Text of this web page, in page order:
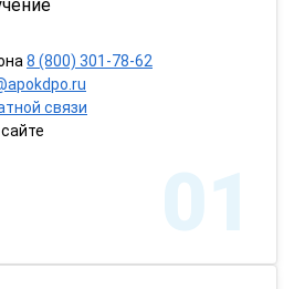
8 (800) 301-78-62
связи
01